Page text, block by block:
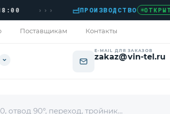
››› ПРОИЗВОДСТВО ОТКРЫТО ›
Поставщикам Контакты
E-MAIL ДЛЯ ЗАКАЗОВ
zakaz@vin-tel.ru